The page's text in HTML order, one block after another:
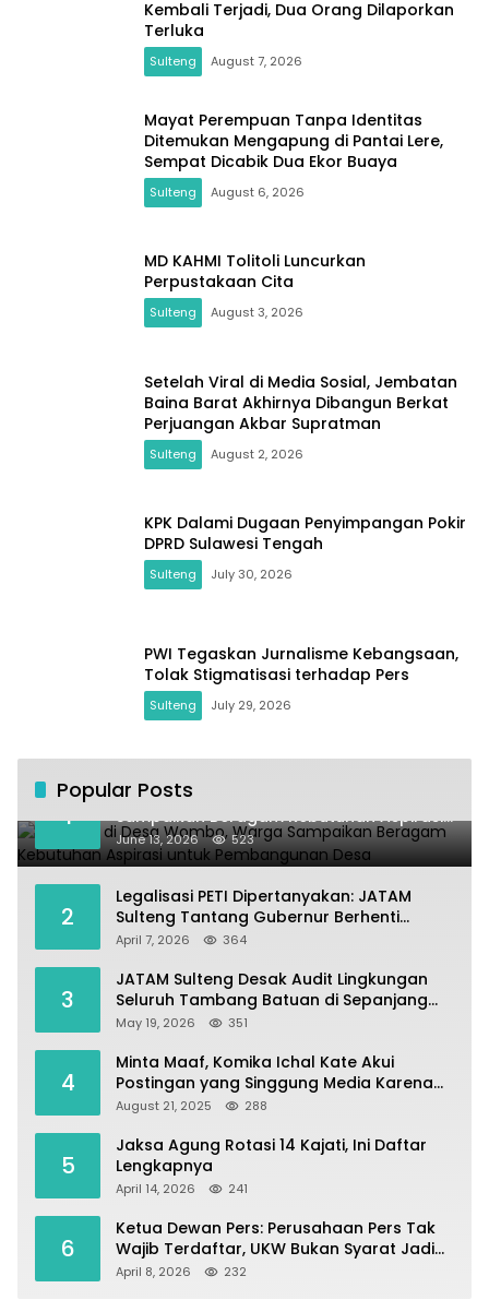
Kembali Terjadi, Dua Orang Dilaporkan
Terluka
Sulteng August 7, 2026
Mayat Perempuan Tanpa Identitas
Ditemukan Mengapung di Pantai Lere,
Sempat Dicabik Dua Ekor Buaya
Sulteng August 6, 2026
MD KAHMI Tolitoli Luncurkan
Perpustakaan Cita
Sulteng August 3, 2026
Setelah Viral di Media Sosial, Jembatan
Baina Barat Akhirnya Dibangun Berkat
Perjuangan Akbar Supratman
Sulteng August 2, 2026
KPK Dalami Dugaan Penyimpangan Pokir
DPRD Sulawesi Tengah
Sulteng July 30, 2026
PWI Tegaskan Jurnalisme Kebangsaan,
Tolak Stigmatisasi terhadap Pers
Sulteng July 29, 2026
Popular Posts
1
Kundapil di Desa Wombo, Warga
Sampaikan Beragam Kebutuhan Aspirasi
untuk Pembangunan Desa
June 13, 2026 523
2
Legalisasi PETI Dipertanyakan: JATAM
Sulteng Tantang Gubernur Berhenti
Andalkan Tambang dan Selamatkan
April 7, 2026 364
3
JATAM Sulteng Desak Audit Lingkungan
Seluruh Tambang Batuan di Sepanjang
Pesisir Palu–Donggala
May 19, 2026 351
4
Minta Maaf, Komika Ichal Kate Akui
Postingan yang Singgung Media Karena
Emosi
August 21, 2025 288
5
Jaksa Agung Rotasi 14 Kajati, Ini Daftar
Lengkapnya
April 14, 2026 241
6
Ketua Dewan Pers: Perusahaan Pers Tak
Wajib Terdaftar, UKW Bukan Syarat Jadi
Wartawan
April 8, 2026 232